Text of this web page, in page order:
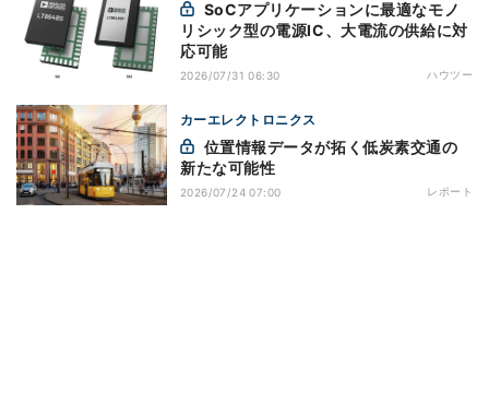
リシック型の電源IC、大電流の供給に対
応可能
2026/07/31 06:30 ハウツー
カーエレクトロニクス
新たな可能性
2026/07/24 07:00 レポート